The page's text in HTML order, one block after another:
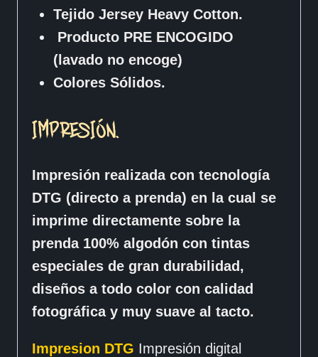
Tejido Jersey Heavy Cotton.
Producto PRE ENCOGIDO
(lavado no encoge)
Colores Sólidos.
IMPRESIÓN.
Impresión realizada con tecnología
DTG (directo a prenda) en la cual se
imprime directamente sobre la
prenda 100% algodón con tintas
especiales de gran durabilidad,
diseños a todo color con calidad
fotográfica y muy suave al tacto.
Impresion DTG Impresión digital